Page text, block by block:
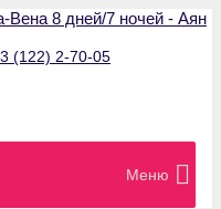
(122) 2-70-05
Меню